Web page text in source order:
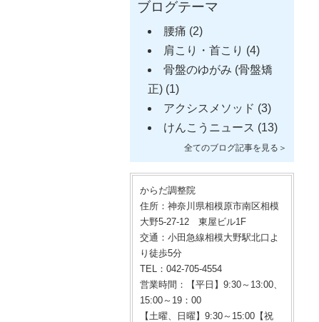
ブログテーマ
腰痛 (2)
肩こり・首こり (4)
骨盤のゆがみ (骨盤矯
正) (1)
アクシスメソッド (3)
けんこうニュース (13)
全てのブログ記事を見る＞
からだ調整院
住所：神奈川県相模原市南区相模
大野5-27-12 東屋ビル1F
交通：小田急線相模大野駅北口よ
り徒歩5分
TEL：042-705-4554
営業時間：【平日】9:30～13:00、
15:00～19：00
【土曜、日曜】9:30～15:00【祝